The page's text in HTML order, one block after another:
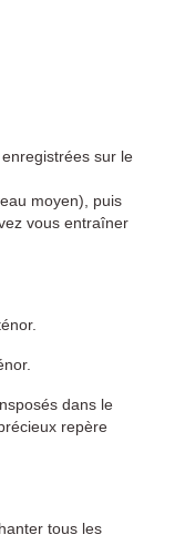
sur le
moyen), puis
vous entraîner
dans le
repère
tous les